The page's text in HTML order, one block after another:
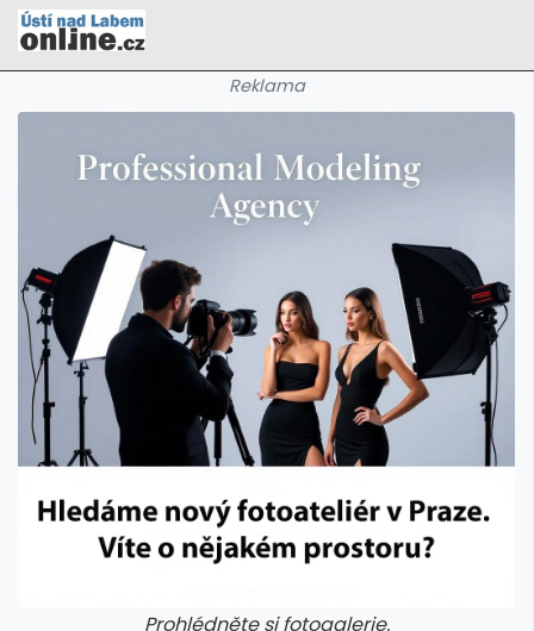
Reklama
Prohlédněte si fotogalerie.